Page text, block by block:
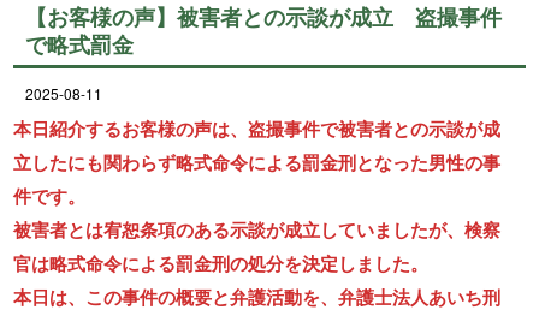
【お客様の声】被害者との示談が成立 盗撮事件
で略式罰金
2025-08-11
本日紹介するお客様の声は、盗撮事件で被害者との示談が成
立したにも関わらず略式命令による罰金刑となった男性の事
件です。
被害者とは宥恕条項のある示談が成立していましたが、検察
官は略式命令による罰金刑の処分を決定しました。
本日は、この事件の概要と弁護活動を、弁護士法人あいち刑